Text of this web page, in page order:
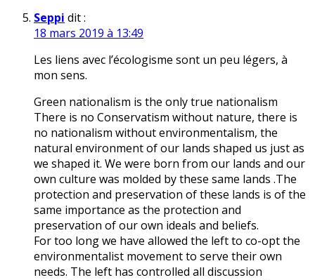
Seppi dit :
18 mars 2019 à 13:49
Les liens avec l’écologisme sont un peu légers, à
mon sens.
Green nationalism is the only true nationalism
There is no Conservatism without nature, there is
no nationalism without environmentalism, the
natural environment of our lands shaped us just as
we shaped it. We were born from our lands and our
own culture was molded by these same lands .The
protection and preservation of these lands is of the
same importance as the protection and
preservation of our own ideals and beliefs.
For too long we have allowed the left to co-opt the
environmentalist movement to serve their own
needs. The left has controlled all discussion